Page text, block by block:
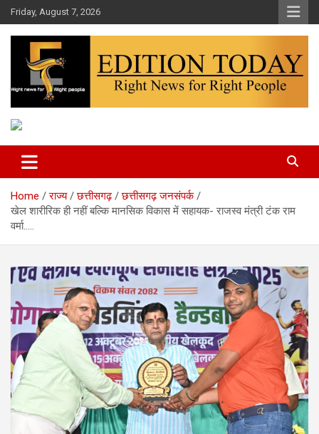
Skip
to
content
Friday, August 7, 2026
Edition Today
Home राज्य छत्तीसगढ़
छत्तीसगढ़ जनसंपर्क
खेल शारीरिक ही नहीं बल्कि मानसिक विकास में सहायक- राजस्व मंत्री टंक राम
वर्मा…..